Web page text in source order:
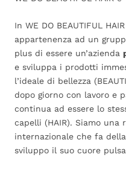
In WE DO BEAUTIFUL
appartenenza ad un
plus di essere un’azienda
e sviluppa i prodotti
l’ideale di bellezza
dopo giorno con lavoro e
continua ad essere lo
capelli (HAIR). Siamo
internazionale che fa
sviluppo il suo cuore